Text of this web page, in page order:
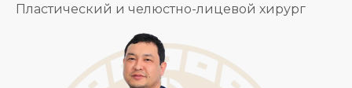
Пластический и челюстно-лицевой хирург